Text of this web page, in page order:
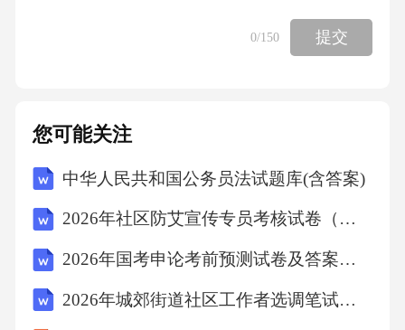
0/150 提交
您可能关注
中华人民共和国公务员法试题库(含答案)
2026年社区防艾宣传专员考核试卷（附答案）
2026年国考申论考前预测试卷及答案解析（行政执法类）
2026年城郊街道社区工作者选调笔试真题（附答案）